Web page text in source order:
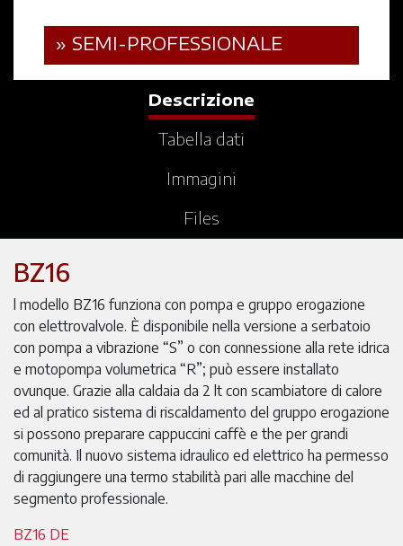
» SEMI-PROFESSIONALE
Descrizione
Tabella dati
Immagini
Files
BZ16
l modello BZ16 funziona con pompa e gruppo erogazione
con elettrovalvole. È disponibile nella versione a serbatoio
con pompa a vibrazione “S” o con connessione alla rete idrica
e motopompa volumetrica “R”; può essere installato
ovunque. Grazie alla caldaia da 2 lt con scambiatore di calore
ed al pratico sistema di riscaldamento del gruppo erogazione
si possono preparare cappuccini caffè e the per grandi
comunità. Il nuovo sistema idraulico ed elettrico ha permesso
di raggiungere una termo stabilità pari alle macchine del
segmento professionale.
BZ16 DE